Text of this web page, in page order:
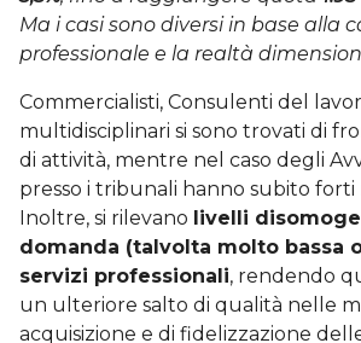
Ma i casi sono diversi in base alla
professionale e la realtà
Commercialisti, Consulenti del
multidisciplinari si sono trovati di
di attività, mentre nel caso degli
presso i tribunali hanno subito
Inoltre, si rilevano livelli
domanda (talvolta molto bassa
servizi professionali, rendendo
un ulteriore salto di qualità nelle
acquisizione e di fidelizzazione